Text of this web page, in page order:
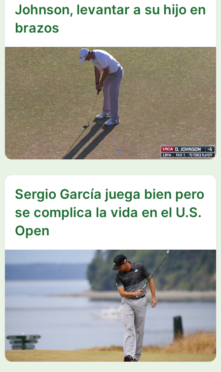
Johnson, levantar a su hijo en
brazos
Sergio García juega bien pero
se complica la vida en el U.S.
Open